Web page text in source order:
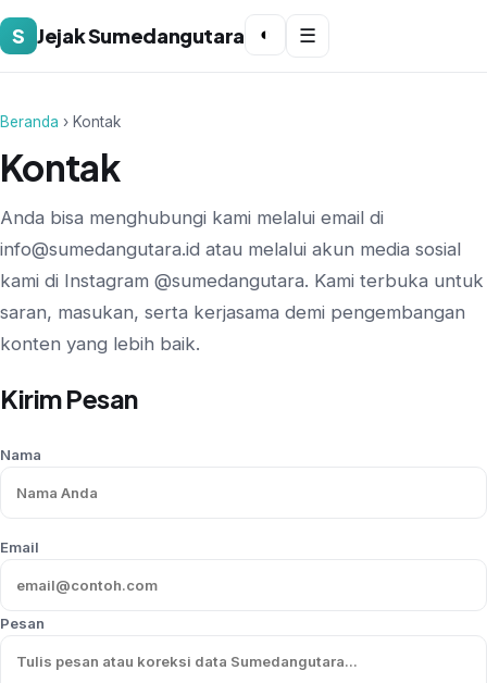
S Jejak Sumedangutara ◐ ☰
Beranda › Kontak
Kontak
Anda bisa menghubungi kami melalui email di
info@sumedangutara.id atau melalui akun media sosial
kami di Instagram @sumedangutara. Kami terbuka untuk
saran, masukan, serta kerjasama demi pengembangan
konten yang lebih baik.
Kirim Pesan
Nama
Email
Pesan